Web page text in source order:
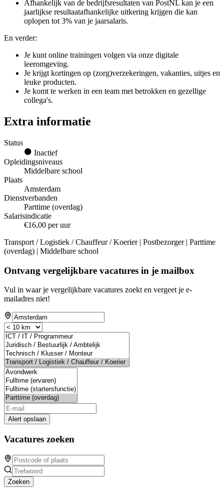
Afhankelijk van de bedrijfsresultaten van PostNL kan je een
jaarlijkse resultaatafhankelijke uitkering krijgen die kan
oplopen tot 3% van je jaarsalaris.
En verder:
Je kunt online trainingen volgen via onze digitale
leeromgeving.
Je krijgt kortingen op (zorg)verzekeringen, vakanties, uitjes en
leuke producten.
Je komt te werken in een team met betrokken en gezellige
collega's.
Extra informatie
Status
Inactief
Opleidingsniveaus
Middelbare school
Plaats
Amsterdam
Dienstverbanden
Parttime (overdag)
Salarisindicatie
€16,00 per uur
Transport / Logistiek / Chauffeur / Koerier | Postbezorger | Parttime
(overdag) | Middelbare school
Ontvang vergelijkbare vacatures in je mailbox
Vul in waar je vergelijkbare vacatures zoekt en vergeet je e-
mailadres niet!
Alert opslaan
Vacatures zoeken
Zoeken